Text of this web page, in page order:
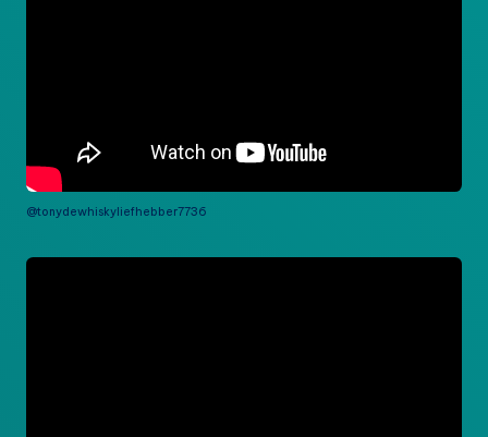
@tonydewhiskyliefhebber7736